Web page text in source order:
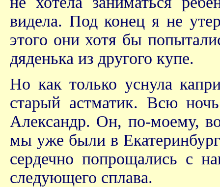
видела. Под конец я не
этого они хотя бы
дяденька из другого купе.
Но как только уснула
старый астматик. Всю
Александр. Он, по-моему,
мы уже были в
сердечно попрощались с
следующего сплава.